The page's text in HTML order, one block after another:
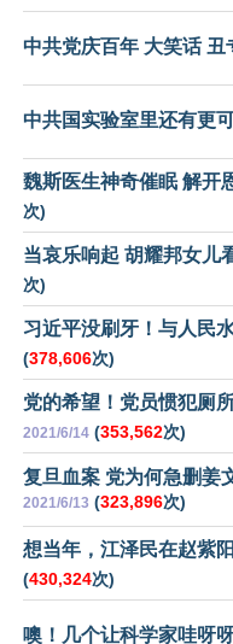
中共党庆百年 大笑话 丑
中共国实验室里还有更
魏斯医生神奇催眠 解开
次)
当哀乐响起 胡耀邦女儿
次)
习近平没刷牙！与人民
(378,606次)
党的希望！党员惯犯厕
2021/6/14 (353,562次)
复旦血案 党为何急删姜
2021/6/13 (323,896次)
想当年，江泽民在赵紫
(430,324次)
噢！几个让科学家哇呀